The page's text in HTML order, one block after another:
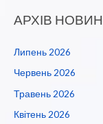
АРХІВ НОВИН
Липень 2026
Червень 2026
Травень 2026
Квітень 2026